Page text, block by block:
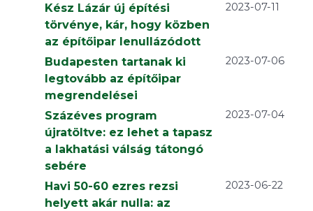
Kész Lázár új építési
törvénye, kár, hogy közben
az építőipar lenullázódott
2023-07-11
Budapesten tartanak ki
legtovább az építőipar
megrendelései
2023-07-06
Százéves program
újratöltve: ez lehet a tapasz
a lakhatási válság tátongó
sebére
2023-07-04
Havi 50-60 ezres rezsi
helyett akár nulla: az
2023-06-22